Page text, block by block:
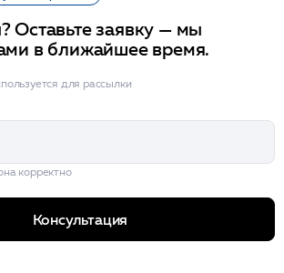
Оставьте заявку — мы
в ближайшее время.
для рассылки
корректно
Консультация